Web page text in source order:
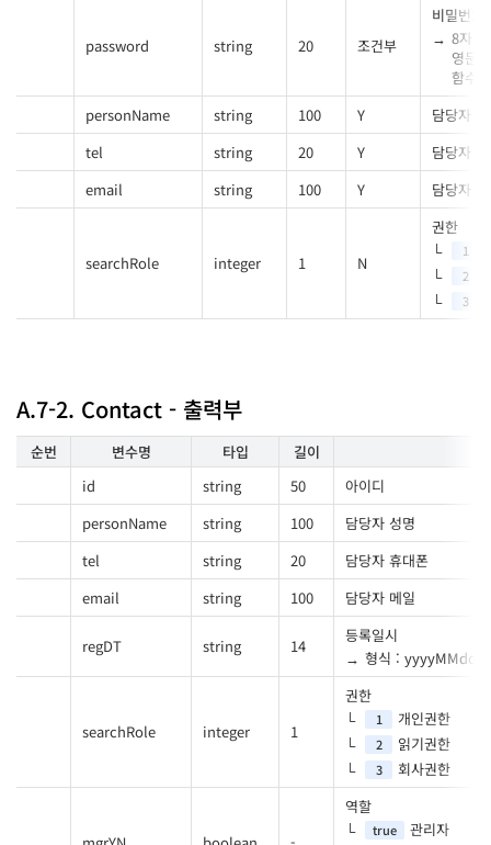
password string 20 조건부
비밀번호
8자
영문,
함수
personName
string 100 Y
담당자
tel
string 20 Y
담당자
email
string 100 Y 담당자
searchRole integer 1 N
권한
1
2
3
A.7-2. Contact - 출력부
순번 변수명 타입
길이
id
string 50
아이디
personName
string 100
담당자 성명
tel
string 20
담당자 휴대폰
email
string 100 담당자 메일
regDT string 14
등록일시
형식 :
searchRole integer 1
권한
1 개인권한
2 읽기권한
3 회사권한
역할
true
관리자